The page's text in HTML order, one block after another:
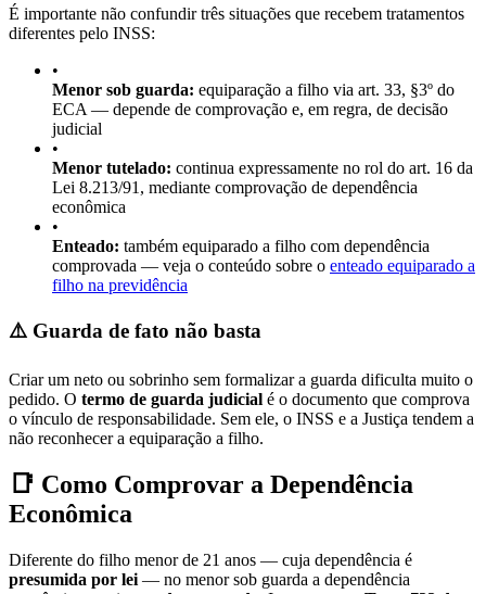
É importante não confundir três situações que recebem tratamentos
diferentes pelo INSS:
•
Menor sob guarda: equiparação a filho via art. 33, §3º do
ECA — depende de comprovação e, em regra, de decisão
judicial
•
Menor tutelado: continua expressamente no rol do art. 16 da
Lei 8.213/91, mediante comprovação de dependência
econômica
•
Enteado: também equiparado a filho com dependência
comprovada — veja o conteúdo sobre o enteado equiparado a
filho na previdência
⚠️ Guarda de fato não basta
Criar um neto ou sobrinho sem formalizar a guarda dificulta muito o
pedido. O termo de guarda judicial é o documento que comprova
o vínculo de responsabilidade. Sem ele, o INSS e a Justiça tendem a
não reconhecer a equiparação a filho.
📑 Como Comprovar a Dependência
Econômica
Diferente do filho menor de 21 anos — cuja dependência é
presumida por lei — no menor sob guarda a dependência